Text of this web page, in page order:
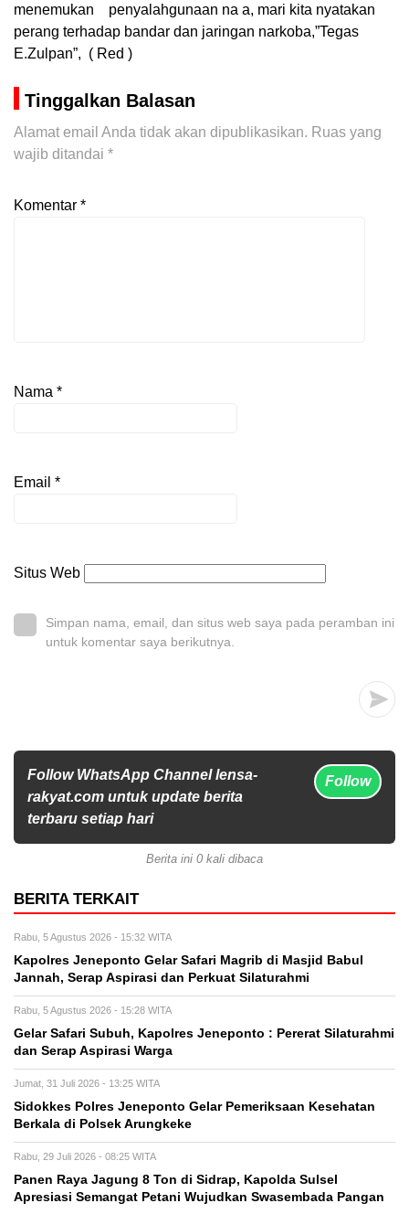
menemukan penyalahgunaan na a, mari kita nyatakan
perang terhadap bandar dan jaringan narkoba,”Tegas
E.Zulpan”, ( Red )
Tinggalkan Balasan
Alamat email Anda tidak akan dipublikasikan. Ruas yang
wajib ditandai *
Komentar *
Nama *
Email *
Situs Web
Simpan nama, email, dan situs web saya pada peramban ini
untuk komentar saya berikutnya.
Follow WhatsApp Channel lensa-
rakyat.com untuk update berita
terbaru setiap hari
Follow
Berita ini 0 kali dibaca
BERITA TERKAIT
Rabu, 5 Agustus 2026 - 15:32 WITA
Kapolres Jeneponto Gelar Safari Magrib di Masjid Babul
Jannah, Serap Aspirasi dan Perkuat Silaturahmi
Rabu, 5 Agustus 2026 - 15:28 WITA
Gelar Safari Subuh, Kapolres Jeneponto : Pererat Silaturahmi
dan Serap Aspirasi Warga
Jumat, 31 Juli 2026 - 13:25 WITA
Sidokkes Polres Jeneponto Gelar Pemeriksaan Kesehatan
Berkala di Polsek Arungkeke
Rabu, 29 Juli 2026 - 08:25 WITA
Panen Raya Jagung 8 Ton di Sidrap, Kapolda Sulsel
Apresiasi Semangat Petani Wujudkan Swasembada Pangan